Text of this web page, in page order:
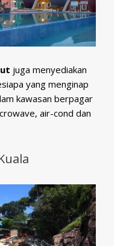
juga menyediakan
yang menginap
kawasan berpagar
air-cond dan